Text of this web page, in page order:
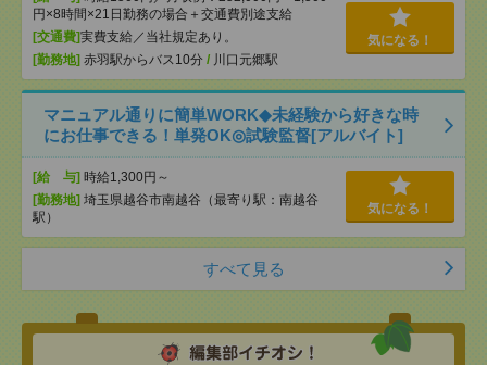
円×8時間×21日勤務の場合＋交通費別途支給
[交通費]実費支給／当社規定あり。
[勤務地] 赤羽駅からバス10分 / 川口元郷駅
気になる！
マニュアル通りに簡単WORK◆未経験から好きな時
にお仕事できる！単発OK◎試験監督[アルバイト]
[給 与] 時給1,300円～
[勤務地] 埼玉県越谷市南越谷（最寄り駅：南越谷
駅）
気になる！
すべて見る